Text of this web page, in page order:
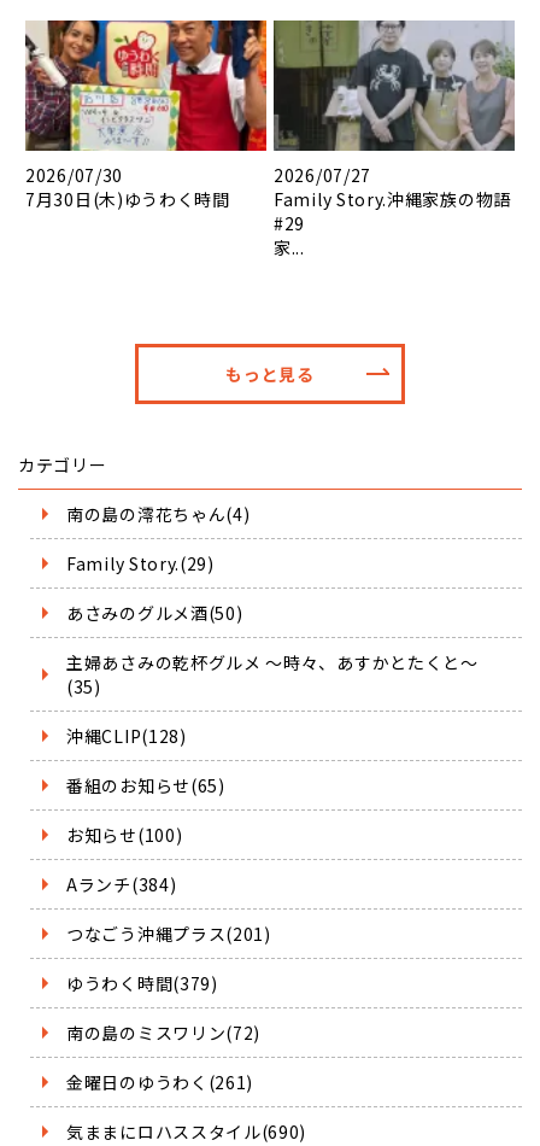
2026/07/30
7月30日(木)ゆうわく時間
2026/07/27
Family Story.沖縄家族の物語
#29
家...
もっと見る
カテゴリー
南の島の澪花ちゃん(4)
Family Story.(29)
あさみのグルメ酒(50)
主婦あさみの乾杯グルメ ～時々、あすかとたくと～
(35)
沖縄CLIP(128)
番組のお知らせ(65)
お知らせ(100)
Aランチ(384)
つなごう沖縄プラス(201)
ゆうわく時間(379)
南の島のミスワリン(72)
金曜日のゆうわく(261)
気ままにロハススタイル(690)